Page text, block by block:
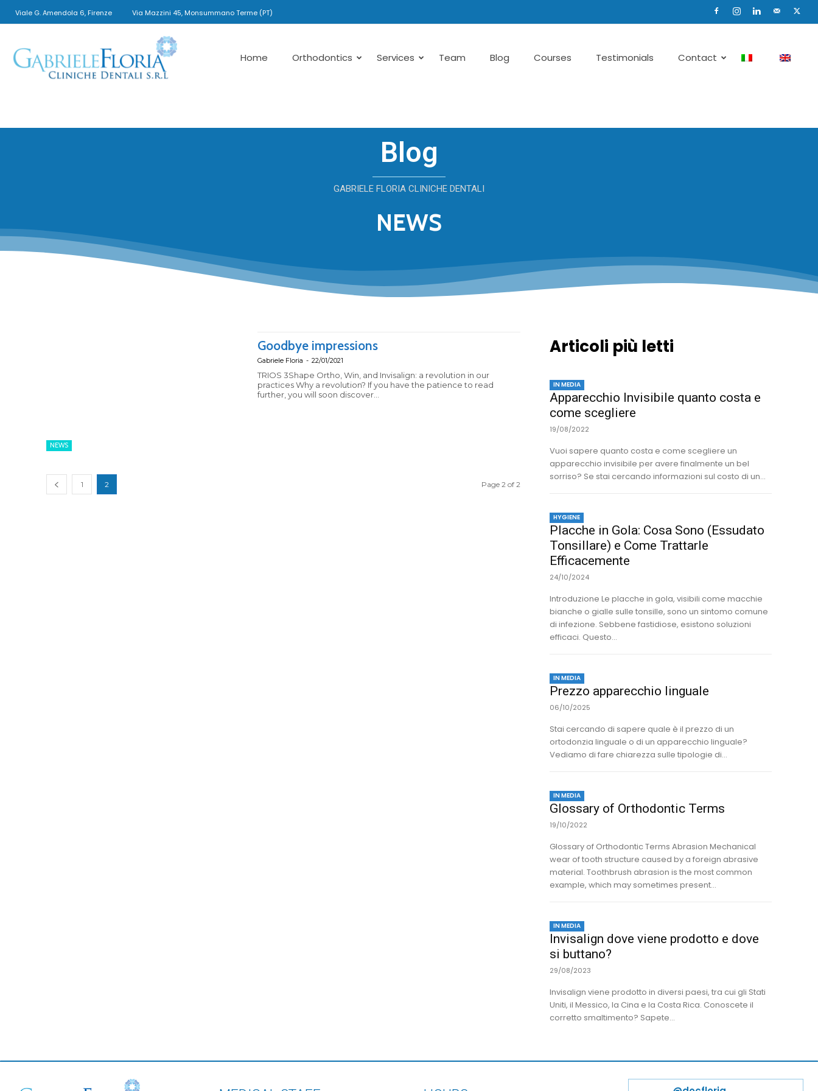
Viale G. Amendola 6, Firenze Via Mazzini 45, Monsummano Terme (PT)
Dentali
Home Orthodontics Services Team Blog Courses Testimonials Contact
Blog
GABRIELE FLORIA CLINICHE DENTALI
NEWS
NEWS
Goodbye impressions
Gabriele Floria - 22/01/2021
TRIOS 3Shape Ortho, Win, and Invisalign: a revolution in our
practices Why a revolution? If you have the patience to read
further, you will soon discover...
1 2 Page 2 of 2
Articoli più letti
IN MEDIA
Apparecchio Invisibile quanto costa e
come scegliere
19/08/2022
Vuoi sapere quanto costa e come scegliere un
apparecchio invisibile per avere finalmente un bel
sorriso? Se stai cercando informazioni sul costo di un...
HYGIENE
Placche in Gola: Cosa Sono (Essudato
Tonsillare) e Come Trattarle
Efficacemente
24/10/2024
Introduzione Le placche in gola, visibili come macchie
bianche o gialle sulle tonsille, sono un sintomo comune
di infezione. Sebbene fastidiose, esistono soluzioni
efficaci. Questo...
IN MEDIA
Prezzo apparecchio linguale
06/10/2025
Stai cercando di sapere quale è il prezzo di un
ortodonzia linguale o di un apparecchio linguale?
Vediamo di fare chiarezza sulle tipologie di...
IN MEDIA
Glossary of Orthodontic Terms
19/10/2022
Glossary of Orthodontic Terms Abrasion Mechanical
wear of tooth structure caused by a foreign abrasive
material. Toothbrush abrasion is the most common
example, which may sometimes present...
IN MEDIA
Invisalign dove viene prodotto e dove
si buttano?
29/08/2023
Invisalign viene prodotto in diversi paesi, tra cui gli Stati
Uniti, il Messico, la Cina e la Costa Rica. Conoscete il
corretto smaltimento? Sapete...